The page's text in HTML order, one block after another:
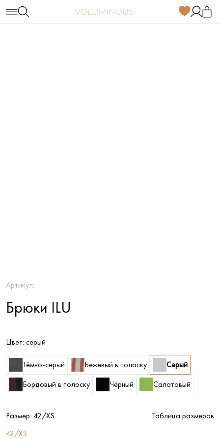
Артикул:
Брюки ILU
Цвет: серый
Тёмно-серый Бежевый в полоску
Серый
Бордовый в полоску
Чёрный Салатовый
Размер: 42/XS
Таблица размеров
42/XS